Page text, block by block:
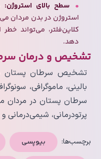
سطح بالای استروژن:
استروژن در بدن مردان
کلاین‌فلتر، می‌تواند
دهد.
تشخیص و درمان
تشخیص سرطان پستان
بالینی، ماموگرافی،
سرطان پستان در مردان
پرتودرمانی،
برچسب‌ها: بیوپسی